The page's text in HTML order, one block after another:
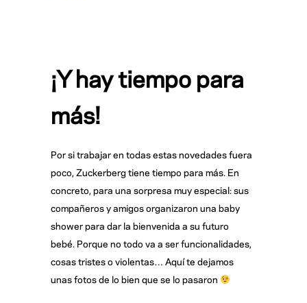
¡Y hay tiempo para
más!
Por si trabajar en todas estas novedades fuera
poco, Zuckerberg tiene tiempo para más. En
concreto, para una sorpresa muy especial: sus
compañeros y amigos organizaron una baby
shower para dar la bienvenida a su futuro
bebé. Porque no todo va a ser funcionalidades,
cosas tristes o violentas… Aquí te dejamos
unas fotos de lo bien que se lo pasaron